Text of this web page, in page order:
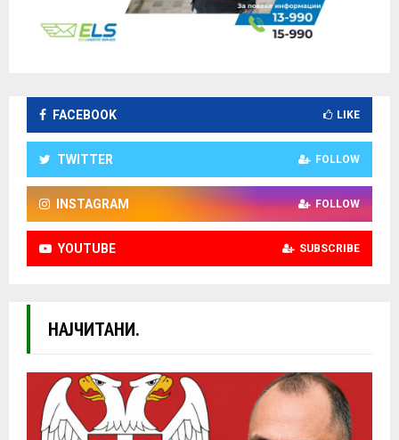
FACEBOOK LIKE
TWITTER FOLLOW
INSTAGRAM FOLLOW
YOUTUBE SUBSCRIBE
НАЈЧИТАНИ.